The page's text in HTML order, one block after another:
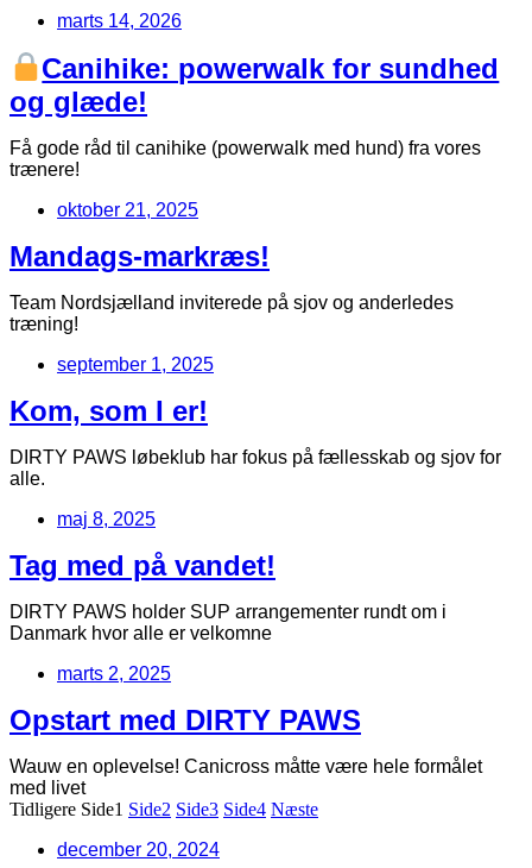
marts 14, 2026
Canihike: powerwalk for sundhed
og glæde!
Få gode råd til canihike (powerwalk med hund) fra vores
trænere!
oktober 21, 2025
Mandags-markræs!
Team Nordsjælland inviterede på sjov og anderledes
træning!
september 1, 2025
Kom, som I er!
DIRTY PAWS løbeklub har fokus på fællesskab og sjov for
alle.
maj 8, 2025
Tag med på vandet!
DIRTY PAWS holder SUP arrangementer rundt om i
Danmark hvor alle er velkomne
marts 2, 2025
Opstart med DIRTY PAWS
Wauw en oplevelse! Canicross måtte være hele formålet
med livet
Tidligere Side1 Side2 Side3 Side4 Næste
december 20, 2024